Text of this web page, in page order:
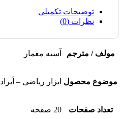
توضیحات تکمیلی
نظرات (0)
مولف / مترجم آسیه معمار
موضوع محصول ابزار ریاضی – اَبراد
تعداد صفحات 20 صفحه